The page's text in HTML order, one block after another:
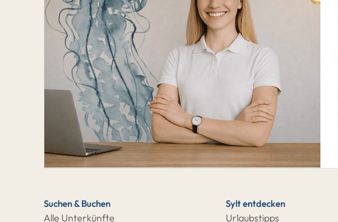
Suchen & Buchen
Alle Unterkünfte
Sylt entdecken
Urlaubstipps